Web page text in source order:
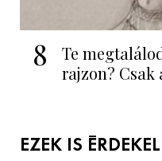
8
Te
rajzon? Csak
EZEK IS